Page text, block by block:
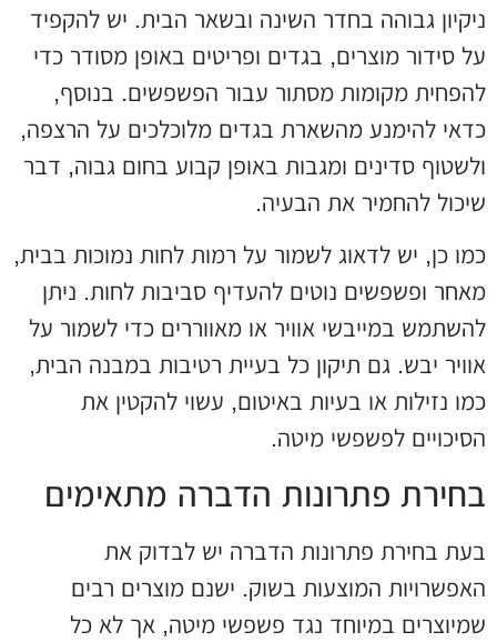
ניקיון גבוהה בחדר השינה ובשאר הבית. יש להקפיד
על סידור מוצרים, בגדים ופריטים באופן מסודר כדי
להפחית מקומות מסתור עבור הפשפשים. בנוסף,
כדאי להימנע מהשארת בגדים מלוכלכים על הרצפה,
ולשטוף סדינים ומגבות באופן קבוע בחום גבוה, דבר
שיכול להחמיר את הבעיה.
כמו כן, יש לדאוג לשמור על רמות לחות נמוכות בבית,
מאחר ופשפשים נוטים להעדיף סביבות לחות. ניתן
להשתמש במייבשי אוויר או מאווררים כדי לשמור על
אוויר יבש. גם תיקון כל בעיית רטיבות במבנה הבית,
כמו נזילות או בעיות באיטום, עשוי להקטין את
הסיכויים לפשפשי מיטה.
בחירת פתרונות הדברה מתאימים
בעת בחירת פתרונות הדברה יש לבדוק את
האפשרויות המוצעות בשוק. ישנם מוצרים רבים
שמיוצרים במיוחד נגד פשפשי מיטה, אך לא כל